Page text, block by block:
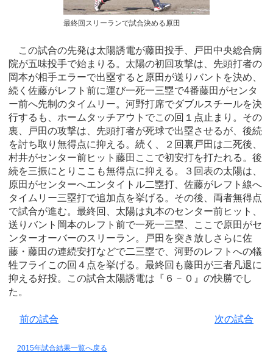
最終回スリーランで試合決める原田
この試合の先発は太陽誘電が藤田投手、戸田中央総合病
院が五味投手で始まりる。太陽の初回攻撃は、先頭打者の
岡本が相手エラーで出塁すると原田が送りバントを決め、
続く佐藤がレフト前に運び一死一三塁で4番藤田がセンタ
ー前へ先制のタイムリー。河野打席でダブルスチールを決
行するも、ホームタッチアウトでこの回１点止まり。その
裏、戸田の攻撃は、先頭打者が死球で出塁させるが、後続
を討ち取り無得点に抑える。続く、２回裏戸田は二死後、
村井がセンター前ヒット藤田ここで初安打を打たれる。後
続を三振にとりここも無得点に抑える。３回表の太陽は、
原田がセンターへエンタイトル二塁打、佐藤がレフト線へ
タイムリー三塁打で追加点を挙げる。その後、両者無得点
で試合が進む。最終回、太陽は丸本のセンター前ヒット、
送りバント岡本のレフト前で一死一三塁、ここで原田がセ
ンターオーバーのスリーラン。戸田を突き放しさらに佐
藤・藤田の連続安打などで二三塁で、河野のレフトへの犠
牲フライこの回４点を挙げる。最終回も藤田が三者凡退に
抑える好投。この試合太陽誘電は『６－０』の快勝でし
た。
前の試合 次の試合
2015年試合結果一覧へ戻る